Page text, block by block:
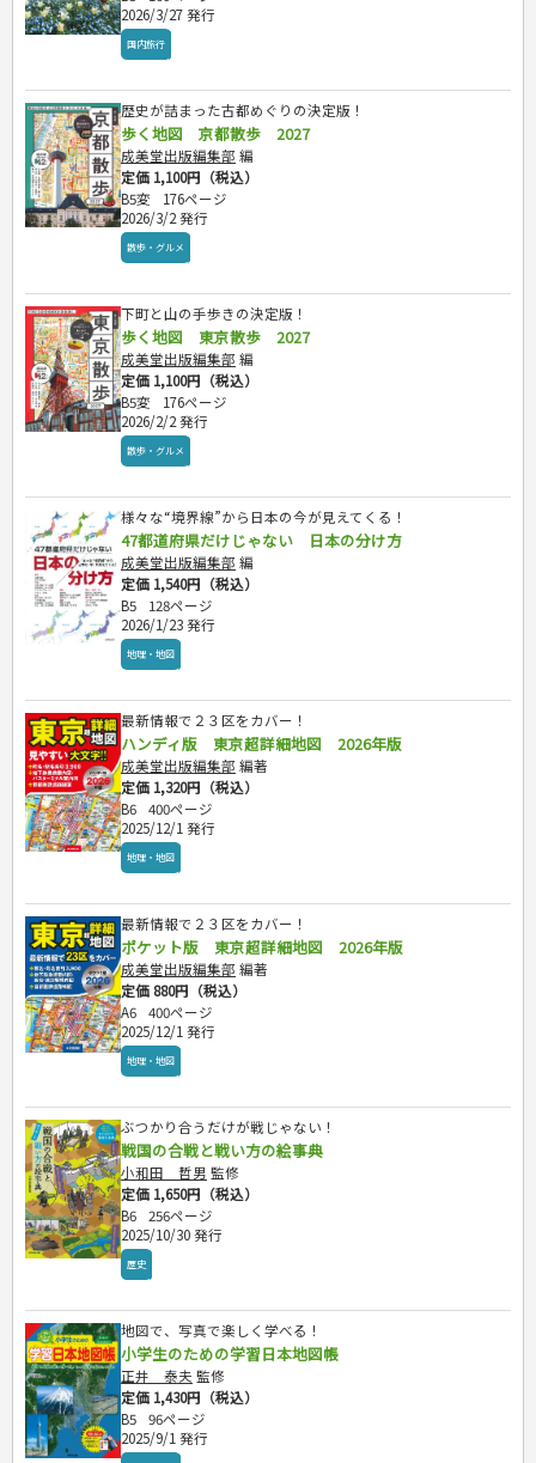
2026/3/27 発行
国内旅行
歴史が詰まった古都めぐりの決定版！
歩く地図 京都散歩 2027
成美堂出版編集部 編
定価 1,100円（税込）
B5変
176ページ
2026/3/2 発行
散歩・グルメ
下町と山の手歩きの決定版！
歩く地図 東京散歩 2027
成美堂出版編集部 編
定価 1,100円（税込）
B5変
176ページ
2026/2/2 発行
散歩・グルメ
様々な“境界線”から日本の今が見えてくる！
47都道府県だけじゃない 日本の分け方
成美堂出版編集部 編
定価 1,540円（税込）
B5
128ページ
2026/1/23 発行
地理・地図
最新情報で２３区をカバー！
ハンディ版 東京超詳細地図 2026年版
成美堂出版編集部 編著
定価 1,320円（税込）
B6
400ページ
2025/12/1 発行
地理・地図
最新情報で２３区をカバー！
ポケット版 東京超詳細地図 2026年版
成美堂出版編集部 編著
定価 880円（税込）
A6
400ページ
2025/12/1 発行
地理・地図
ぶつかり合うだけが戦じゃない！
戦国の合戦と戦い方の絵事典
小和田 哲男 監修
定価 1,650円（税込）
B6
256ページ
2025/10/30 発行
歴史
地図で、写真で楽しく学べる！
小学生のための学習日本地図帳
正井 泰夫 監修
定価 1,430円（税込）
B5
96ページ
2025/9/1 発行